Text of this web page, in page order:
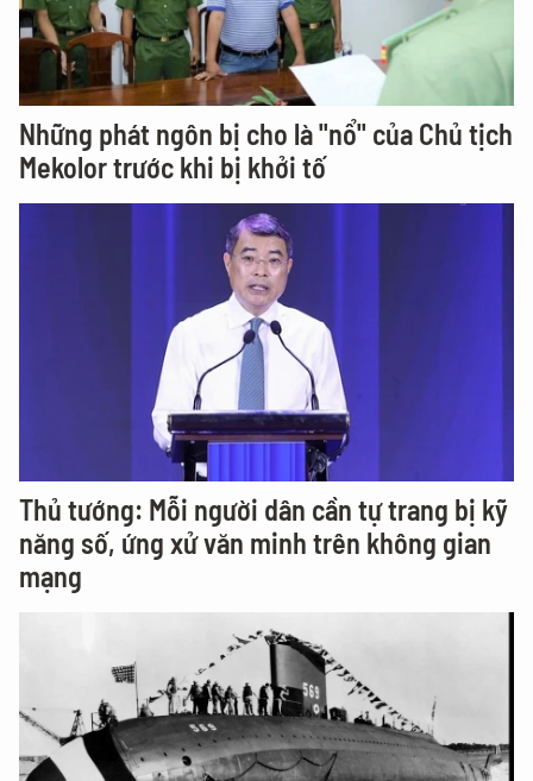
Những phát ngôn bị cho là "nổ" của Chủ tịch
Mekolor trước khi bị khởi tố
Thủ tướng: Mỗi người dân cần tự trang bị kỹ
năng số, ứng xử văn minh trên không gian
mạng